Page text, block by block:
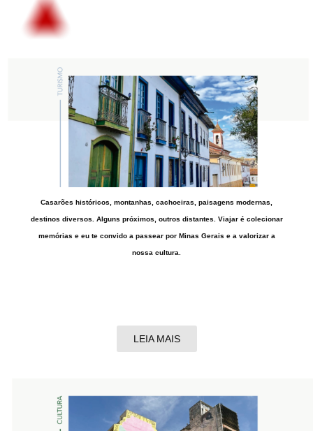
LEIA MAIS
Casarões históricos, montanhas, cachoeiras, paisagens modernas,
destinos diversos. Alguns próximos, outros distantes. Viajar é colecionar
memórias e eu te convido a passear por Minas Gerais e a valorizar a
nossa cultura.